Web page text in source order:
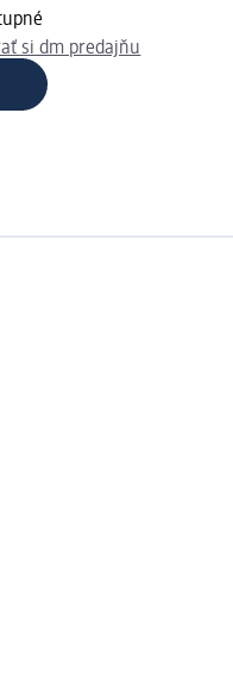
si dm predajňu